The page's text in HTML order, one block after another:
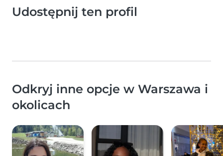
Udostępnij ten profil
Odkryj inne opcje w Warszawa i
okolicach